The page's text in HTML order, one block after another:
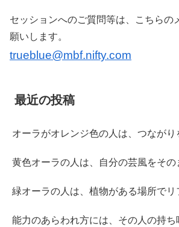
セッションへのご質問等は、こちらの
願いします。
trueblue@mbf.nifty.com
最近の投稿
オーラがオレンジ色の人は、つながり
黄色オーラの人は、自分の芸風をその
緑オーラの人は、植物がある場所でリ
能力のあらわれ方には、その人の持ち